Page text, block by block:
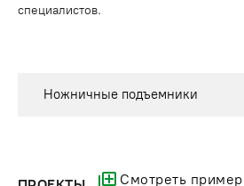
специалистов.
Ножничные подъемники
Смотреть